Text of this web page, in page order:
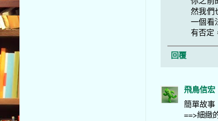
然我們
一個看
有否定
回覆
飛鳥信宏
簡單故事
==>細緻